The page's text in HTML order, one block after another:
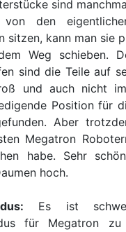
sind
den
sitzen, kann man sie
Weg schieben.
sind die Teile auf
und auch nicht
Position für
Aber
Megatron
habe. Sehr
hoch.
Es ist
für Megatron